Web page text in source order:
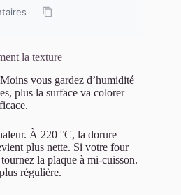
·
la texture
vous gardez d’humidité
plus la surface va colorer
À 220 °C, la dorure
plus nette. Si votre four
la plaque à mi-cuisson.
régulière.